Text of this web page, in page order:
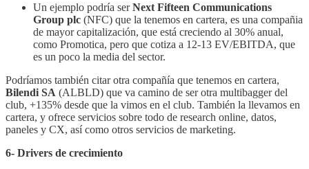
Un ejemplo podría serNext Fifteen Communications
Group plc (NFC) que la tenemos en cartera, es una compañia
de mayor capitalización, que está creciendo al 30% anual,
como Promotica, pero que cotiza a 12-13 EV/EBITDA, que
es un poco la media del sector.
Podríamos también citar otra compañía que tenemos en cartera,
Bilendi SA (ALBLD) que va camino de ser otra multibagger del
club, +135% desde que la vimos en el club. También la llevamos en
cartera, y ofrece servicios sobre todo de research online, datos,
paneles y CX, así como otros servicios de marketing.
6- Drivers de crecimiento